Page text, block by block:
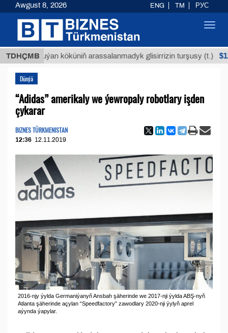
TDHÇMB
Buýan köküniň arassalanmadyk glisirrizin turşusy (t.) $12935,18
Dünýä
“Adidas” amerikaly we ýewropaly robotlary işden
çykarar
BIZNES TÜRKMENISTAN
12:36 12.11.2019
2016-njy ýylda Germaniýanyň Ansbah şäherinde we 2017-nji ýylda ABŞ-nyň
Atlanta şäherinde açylan “Speedfactory” zawodlary 2020-nji ýylyň aprel
aýynda ýapylar.
Awgust 8, 2026 ENG TM РУС